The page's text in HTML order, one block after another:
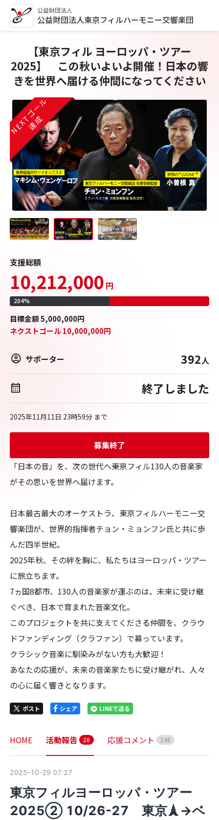
公益財団法人
公益財団法人東京フィルハーモニー交響楽団
【東京フィル ヨーロッパ・ツアー
2025】 この秋いよいよ開催！日本の響
きを世界へ届ける仲間になってください
NEXTゴール
達成
NEXTゴール
達成
NEXTゴール
達成
支援総額
10,212,000 円
204%
目標金額5,000,000円
ネクストゴール10,000,000円
サポーター 392人
終了しました
2025年11月11日 23時59分 まで
募集終了
「日本の音」を、次の世代へ――東京フィル130人の音楽家
がその思いを世界へ届けます。
日本最古最大のオーケストラ、東京フィルハーモニー交
響楽団が、世界的指揮者チョン・ミョンフン氏と共に歩
んだ四半世紀。
2025年秋、その絆を胸に、私たちはヨーロッパ・ツアー
に旅立ちます。
7ヵ国8都市、130人の音楽家が運ぶのは、未来に受け継
ぐべき、日本で育まれた音楽文化。
このプロジェクトを共に支えてくださる仲間を、クラウ
ドファンディング（クラファン）で募っています。
クラシック音楽に馴染みがない方も大歓迎！
あなたの応援が、未来の音楽家たちに受け継がれ、人々
の心に届く響きとなります。
ポスト シェア LINEで送る
HOME 活動報告 20 応援コメント 248
2025-10-29 07:27
東京フィルヨーロッパ・ツアー
2025② 10/26-27 東京🗼→ベ